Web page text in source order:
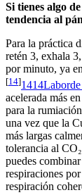
Si tienes algo
tendencia al
Para la práctica
retén 3, exhala
por minuto, ya
[14]1414
acelerada más
para la
una vez que la
más largas
tolerancia al
puedes
respiraciones
respiración